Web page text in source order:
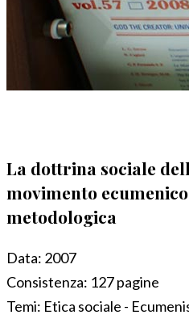
La dottrina sociale
movimento
metodologica
Data: 2007
Consistenza: 127 pagine
Temi: Etica sociale -